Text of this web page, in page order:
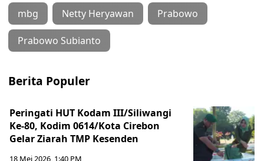
mbg Netty Heryawan Prabowo
Prabowo Subianto
Berita Populer
Peringati HUT Kodam III/Siliwangi
Ke-80, Kodim 0614/Kota Cirebon
Gelar Ziarah TMP Kesenden
18 Mei 2026, 1:40 PM